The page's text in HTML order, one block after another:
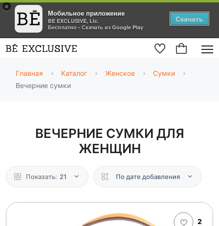
×
Мобильное приложение
BE EXCLUSIVE, Llc.
Бесплатно - Скачать из Google Play
Скачать
Главная Каталог Женское
Сумки
Вечерние сумки
ВЕЧЕРНИЕ СУМКИ ДЛЯ
ЖЕНЩИН
Показать: 21 По дате добавления
2